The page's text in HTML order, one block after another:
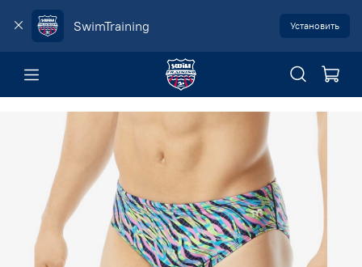
SwimTraining Установить